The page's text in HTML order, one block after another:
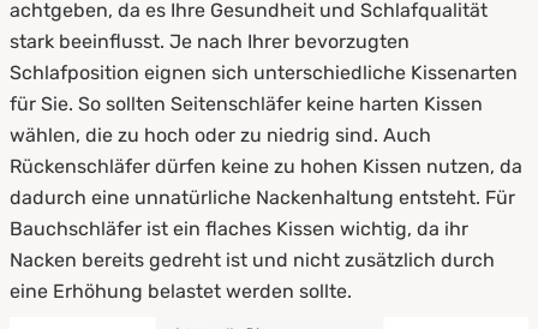
achtgeben, da es Ihre Gesundheit und Schlafqualität
stark beeinflusst. Je nach Ihrer bevorzugten
Schlafposition eignen sich unterschiedliche Kissenarten
für Sie. So sollten Seitenschläfer keine harten Kissen
wählen, die zu hoch oder zu niedrig sind. Auch
Rückenschläfer dürfen keine zu hohen Kissen nutzen, da
dadurch eine unnatürliche Nackenhaltung entsteht. Für
Bauchschläfer ist ein flaches Kissen wichtig, da ihr
Nacken bereits gedreht ist und nicht zusätzlich durch
eine Erhöhung belastet werden sollte.